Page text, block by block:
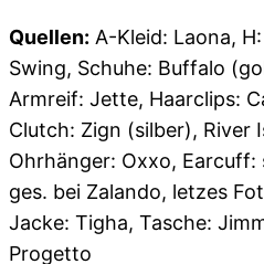
Quellen: A-Kleid: Laona,
Swing, Schuhe: Buffalo
Armreif: Jette, Haarclips:
Clutch: Zign (silber), River
Ohrhänger: Oxxo, Earcuff:
ges. bei Zalando, letzes
Jacke: Tigha, Tasche:
Progetto